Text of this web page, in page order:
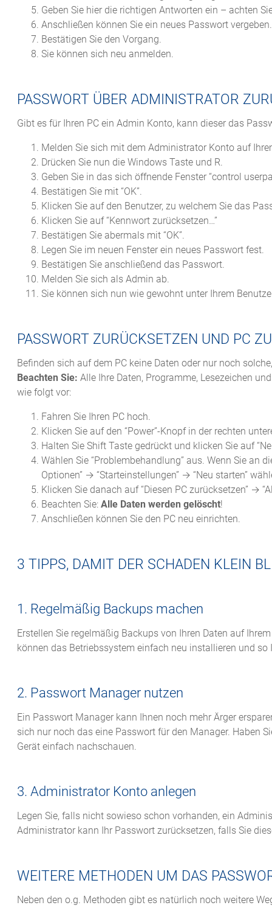
Geben Sie hier die richtigen Antworten ein – achten
Anschließen können Sie ein neues Passwort vergeben.
Bestätigen Sie den Vorgang.
Sie können sich neu anmelden.
PASSWORT ÜBER ADMINISTRATOR
Gibt es für Ihren PC ein Admin Konto, kann dieser das
Melden Sie sich mit dem Administrator Konto auf
Drücken Sie nun die Windows Taste und R.
Geben Sie in das sich öffnende Fenster “control
Bestätigen Sie mit “OK”.
Klicken Sie auf den Benutzer, zu welchem Sie das
Klicken Sie auf “Kennwort zurücksetzen…”
Bestätigen Sie abermals mit “OK”.
Legen Sie im neuen Fenster ein neues Passwort fest.
Bestätigen Sie anschließend das Passwort.
Melden Sie sich als Admin ab.
Sie können sich nun wie gewohnt unter Ihrem
PASSWORT ZURÜCKSETZEN UND PC
Befinden sich auf dem PC keine Daten oder nur noch
Beachten Sie: Alle Ihre Daten, Programme, Lesezeichen
wie folgt vor:
Fahren Sie Ihren PC hoch.
Klicken Sie auf den “Power”-Knopf in der rechten
Halten Sie Shift Taste gedrückt und klicken Sie auf
Wählen Sie “Problembehandlung” aus. Wenn Sie an
Optionen” → “Starteinstellungen” → “Neu starten”
Klicken Sie danach auf “Diesen PC zurücksetzen” →
Beachten Sie: Alle Daten werden gelöscht!
Anschließen können Sie den PC neu einrichten.
3 TIPPS, DAMIT DER SCHADEN KLEIN
1. Regelmäßig Backups machen
Erstellen Sie regelmäßig Backups von Ihren Daten auf
können das Betriebssystem einfach neu installieren und
2. Passwort Manager nutzen
Ein Passwort Manager kann Ihnen noch mehr Ärger
sich nur noch das eine Passwort für den Manager. Haben
Gerät einfach nachschauen.
3. Administrator Konto anlegen
Legen Sie, falls nicht sowieso schon vorhanden, ein
Administrator kann Ihr Passwort zurücksetzen, falls Sie
WEITERE METHODEN UM DAS
Neben den o.g. Methoden gibt es natürlich noch weitere